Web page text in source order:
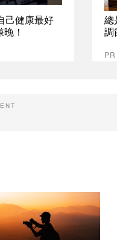
己健康最好
！
總
調